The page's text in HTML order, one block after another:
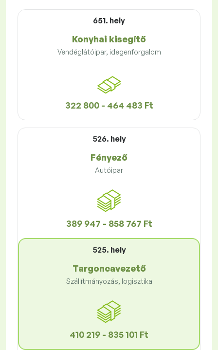
651. hely
Konyhai kisegítő
Vendéglátóipar, idegenforgalom
322 800 - 464 483 Ft
526. hely
Fényező
Autóipar
389 947 - 858 767 Ft
525. hely
Targoncavezető
Szállítmányozás, logisztika
410 219 - 835 101 Ft